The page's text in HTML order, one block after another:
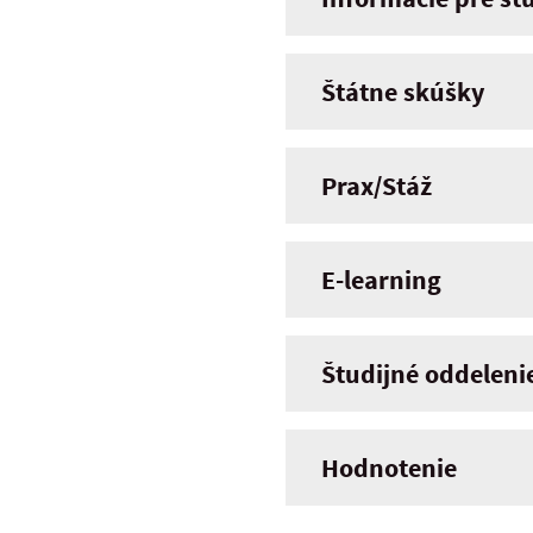
Štátne skúšky
Prax/Stáž
E-learning
Študijné
Hodnotenie